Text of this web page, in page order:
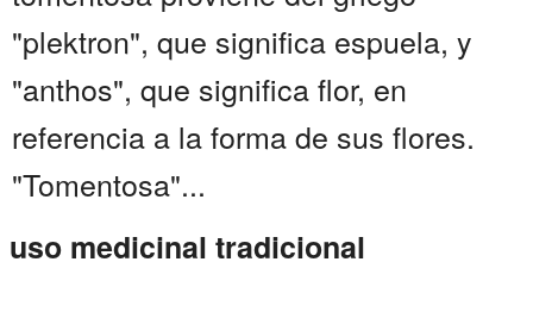
"plektron", que significa espuela, y
"anthos", que significa flor, en
referencia a la forma de sus flores.
"Tomentosa"...
uso medicinal tradicional